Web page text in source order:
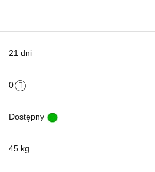
21 dni
0
Dostępny
45 kg